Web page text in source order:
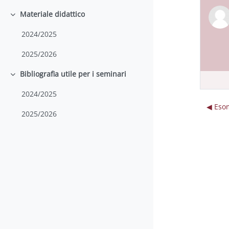
Einklappen
Materiale didattico
2024/2025
2025/2026
Einklappen
Bibliografia utile per i seminari
2024/2025
2025/2026
◀︎